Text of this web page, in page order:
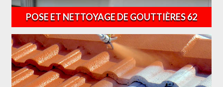
POSE ET NETTOYAGE DE GOUTTIÈRES 62